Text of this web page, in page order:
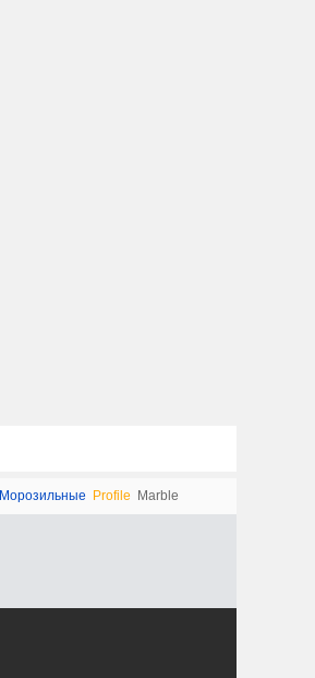
Морозильные Profile Marble